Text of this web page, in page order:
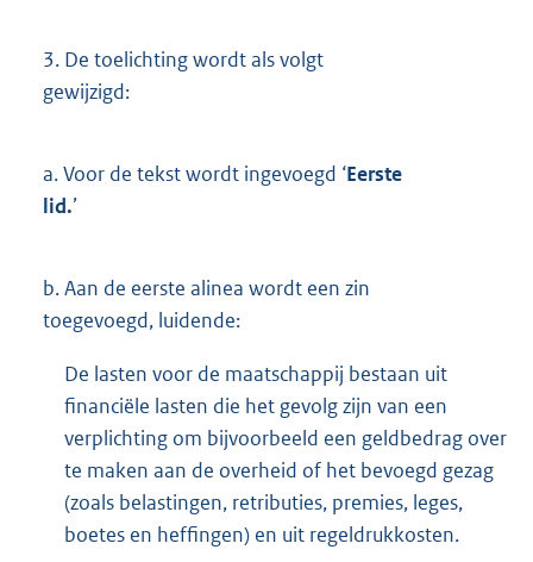
3. De toelichting wordt als volgt
gewijzigd:
a.Voor de tekst wordt ingevoegd ‘Eerste
lid.’
b.Aan de eerste alinea wordt een zin
toegevoegd, luidende:
De lasten voor de maatschappij bestaan uit
financiële lasten die het gevolg zijn van een
verplichting om bijvoorbeeld een geldbedrag over
te maken aan de overheid of het bevoegd gezag
(zoals belastingen, retributies, premies, leges,
boetes en heffingen) en uit regeldrukkosten.